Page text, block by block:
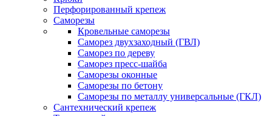
Перфорированный крепеж
Саморезы
Кровельные саморезы
Саморез двухзаходный (ГВЛ)
Саморез по дереву
Саморез пресс-шайба
Саморезы оконные
Саморезы по бетону
Саморезы по металлу универсальные (ГКЛ)
Сантехнический крепеж